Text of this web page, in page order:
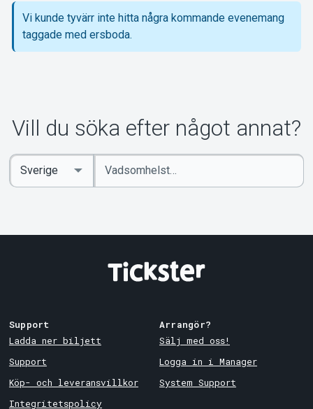
Om Tickster
Vi kunde tyvärr inte hitta några kommande evenemang
taggade med ersboda.
Vill du söka efter något annat?
Ange
sökord
Select
Country
Support
Ladda ner biljett
Support
Köp- och leveransvillkor
Integritetspolicy
Arrangör?
Sälj med oss!
Logga in i Manager
System Support